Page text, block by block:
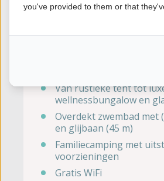
Van rustieke tent tot
wellnessbungalow en
Overdekt zwembad met
en glijbaan (45 m)
Familiecamping met
voorzieningen
Gratis WiFi
you've provided to them or that